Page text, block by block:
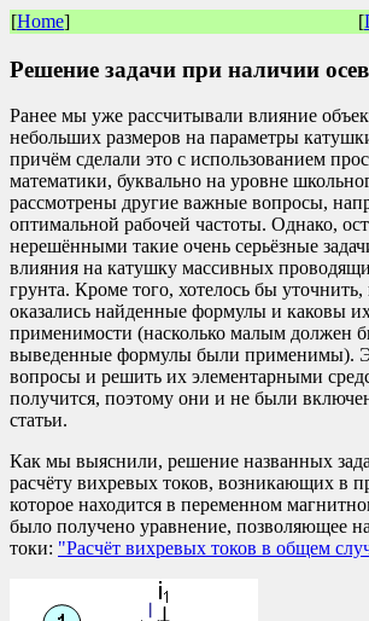
[Home] [
Решение задачи при наличии
Ранее мы уже рассчитывали влияние
небольших размеров на параметры
причём сделали это с использованием
математики, буквально на уровне
рассмотрены другие важные вопросы,
оптимальной рабочей частоты. Однако,
нерешёнными такие очень серьёзные
влияния на катушку массивных
грунта. Кроме того, хотелось бы
оказались найденные формулы и каковы
применимости (насколько малым должен
выведенные формулы были применимы).
вопросы и решить их элементарными
получится, поэтому они и не были
статьи.
Как мы выяснили, решение названных
расчёту вихревых токов, возникающих в
которое находится в переменном
было получено уравнение, позволяющее
токи: "Расчёт вихревых токов в общем